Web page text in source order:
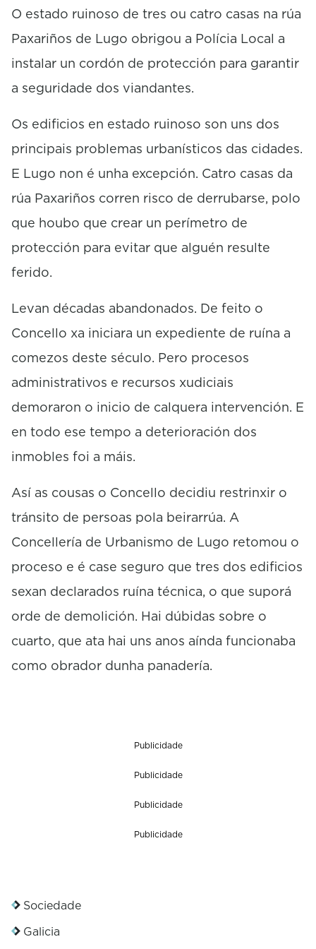
d
O estado ruinoso de tres ou catro casas na rúa
Paxariños de Lugo obrigou a Polícia Local a
instalar un cordón de protección para garantir
a seguridade dos viandantes.
Os edificios en estado ruinoso son uns dos
principais problemas urbanísticos das cidades.
E Lugo non é unha excepción. Catro casas da
rúa Paxariños corren risco de derrubarse, polo
que houbo que crear un perímetro de
protección para evitar que alguén resulte
ferido.
Levan décadas abandonados. De feito o
Concello xa iniciara un expediente de ruína a
comezos deste século. Pero procesos
administrativos e recursos xudiciais
demoraron o inicio de calquera intervención. E
en todo ese tempo a deterioración dos
inmobles foi a máis.
Así as cousas o Concello decidiu restrinxir o
tránsito de persoas pola beirarrúa. A
Concellería de Urbanismo de Lugo retomou o
proceso e é case seguro que tres dos edificios
sexan declarados ruína técnica, o que suporá
orde de demolición. Hai dúbidas sobre o
cuarto, que ata hai uns anos aínda funcionaba
como obrador dunha panadería.
Publicidade
Publicidade
Publicidade
Publicidade
Sociedade
Galicia